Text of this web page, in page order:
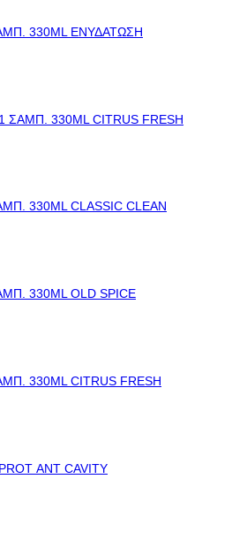
330ML ΕΝΥΔΑΤΩΣΗ
ΣΑΜΠ. 330ML CITRUS FRESH
330ML CLASSIC CLEAN
330ML OLD SPICE
330ML CITRUS FRESH
ΑΝΤ CAVITY